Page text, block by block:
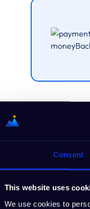
Consent
This website uses
We use cookies to